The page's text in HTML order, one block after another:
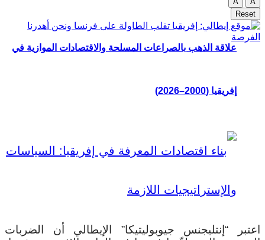
علاقة الذهب بالصراعات المسلحة والاقتصادات الموازية في
إفريقيا (2000–2026)
Reset
اعتبر “إنتليجنس جيوبوليتيكا” الإيطالي أن الضربات